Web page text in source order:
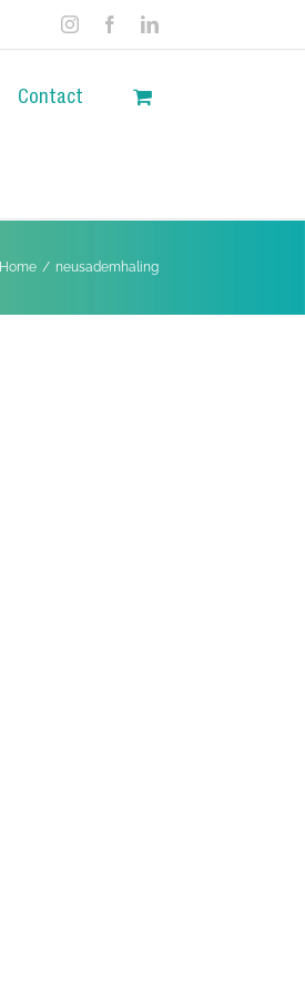
InstagramFacebookLinkedIn
Contact
Home / neusademhaling